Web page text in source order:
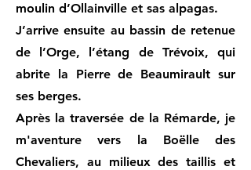
moulin d’Ollainville et sas alpagas.
J’arrive ensuite au bassin de retenue
de l’Orge, l’étang de Trévoix, qui
abrite la Pierre de Beaumirault sur
ses berges.
Après la traversée de la Rémarde, je
m'aventure vers la Boëlle des
Chevaliers, au milieux des taillis et